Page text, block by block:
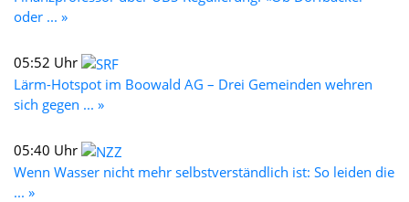
oder ... »
05:52 Uhr
Lärm-Hotspot im Boowald AG – Drei Gemeinden wehren
sich gegen ... »
05:40 Uhr
Wenn Wasser nicht mehr selbstverständlich ist: So leiden die
... »